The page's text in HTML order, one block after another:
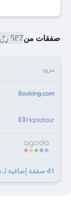
صفقات من587 ﷼
مزود